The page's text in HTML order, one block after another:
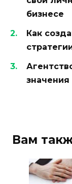
бизнесе
Как
значения
Вам